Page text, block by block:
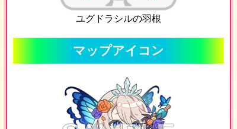
ユグドラシルの羽根
マップアイコン